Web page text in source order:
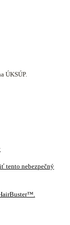
ÚKSÚP.
tento nebezpečný